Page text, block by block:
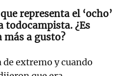
representa el ‘ocho’
todocampista. ¿Es
más a gusto?
extremo y cuando